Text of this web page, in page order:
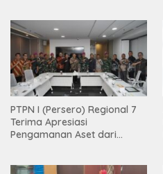
PTPN I (Persero) Regional 7
Terima Apresiasi
Pengamanan Aset dari